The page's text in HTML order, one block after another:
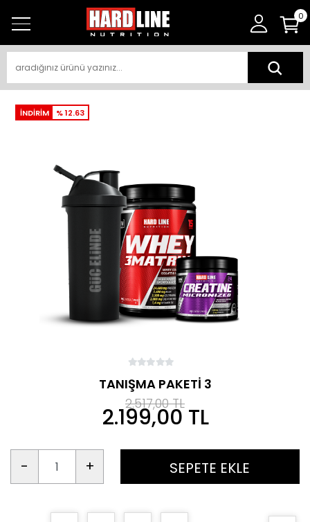
0
İNDİRİM % 12.63
TANIŞMA PAKETİ 3
2.517,00 TL
2.199,00 TL
- + SEPETE EKLE